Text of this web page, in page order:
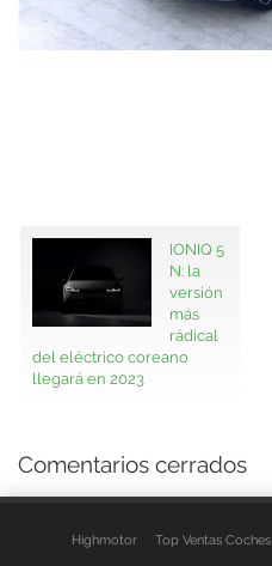
IONIQ 5
N: la
versión
más
rádical
del eléctrico coreano
llegará en 2023
Comentarios cerrados
Highmotor Top Ventas Coches